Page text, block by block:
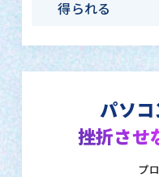
得られる
パソコ
挫折させ
プ